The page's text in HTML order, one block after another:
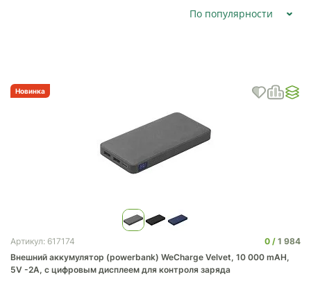
По популярности
Новинка
Артикул: 617174 0
1 984
Внешний аккумулятор (powerbank) WeCharge Velvet, 10 000 mAH,
5V -2A, c цифровым дисплеем для контроля заряда